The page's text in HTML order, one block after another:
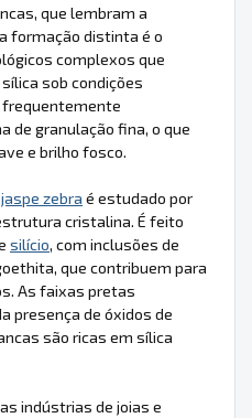
que lembram a
formação distinta é o
complexos que
sob condições
frequentemente
de granulação fina, o que
e brilho fosco.
jaspe zebra é estudado por
cristalina. É feito
silício, com inclusões de
que contribuem para
As faixas pretas
presença de óxidos de
são ricas em sílica
indústrias de joias e